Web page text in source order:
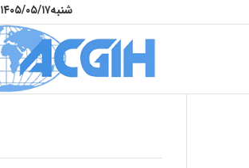
شنبه۱۴۰۵/۰۵/۱۷